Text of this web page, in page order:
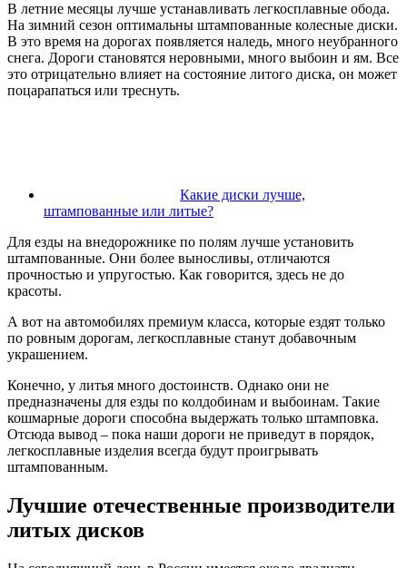
В летние месяцы лучше устанавливать легкосплавные обода.
На зимний сезон оптимальны штампованные колесные диски.
В это время на дорогах появляется наледь, много неубранного
снега. Дороги становятся неровными, много выбоин и ям. Все
это отрицательно влияет на состояние литого диска, он может
поцарапаться или треснуть.
Какие диски лучше,
штампованные или литые?
Для езды на внедорожнике по полям лучше установить
штампованные. Они более выносливы, отличаются
прочностью и упругостью. Как говорится, здесь не до
красоты.
А вот на автомобилях премиум класса, которые ездят только
по ровным дорогам, легкосплавные станут добавочным
украшением.
Конечно, у литья много достоинств. Однако они не
предназначены для езды по колдобинам и выбоинам. Такие
кошмарные дороги способна выдержать только штамповка.
Отсюда вывод – пока наши дороги не приведут в порядок,
легкосплавные изделия всегда будут проигрывать
штампованным.
Лучшие отечественные производители
литых дисков